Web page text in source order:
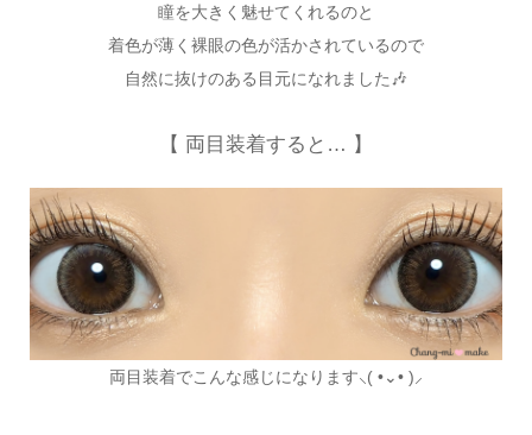
瞳を大きく魅せてくれるのと
着色が薄く裸眼の色が活かされているので
自然に抜けのある目元になれました🎶
【 両目装着すると… 】
両目装着でこんな感じになります⸜( •⌄• )⸝